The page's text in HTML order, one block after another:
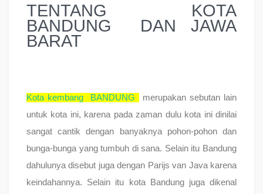
TENTANG KOTA
BANDUNG DAN JAWA
BARAT
Kota kembang BANDUNG
merupakan sebutan lain
untuk kota ini, karena pada zaman dulu kota ini dinilai
sangat cantik dengan banyaknya pohon-pohon dan
bunga-bunga yang tumbuh di sana. Selain itu Bandung
dahulunya disebut juga dengan Parijs van Java karena
keindahannya. Selain itu kota Bandung juga dikenal